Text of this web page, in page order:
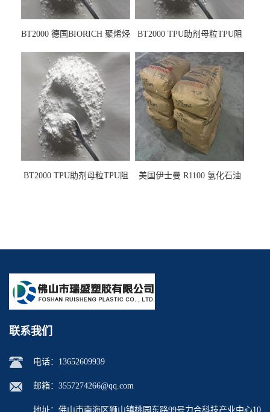
BT2000 德国BIORICH 聚烯烃
墨阻燃剂 TPU抗黄变剂 抗黄
变耐黄剂
BT2000 TPU助剂母粒TPU阻
剂雾面滑剂防粘剂 TPU抗黄
变剂 抗黄变耐黄剂
BT2000 TPU助剂母粒TPU阻
美国伊士曼 R1100 氢化石油
联系我们
电话： 13652609939
邮箱： 3557274266@qq.com
地址：佛山市南海区狮山镇桃园东路99号力合科技产业中心10